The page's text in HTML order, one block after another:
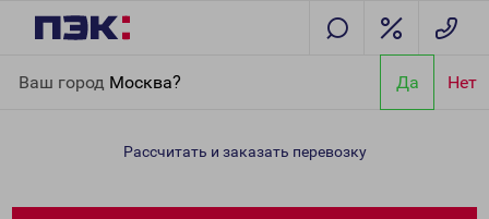
Ваш город Москва? Да Нет
(Белозерский р-н)
Рассчитать и заказать перевозку